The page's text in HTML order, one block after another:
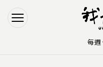
Jump
Jump
每